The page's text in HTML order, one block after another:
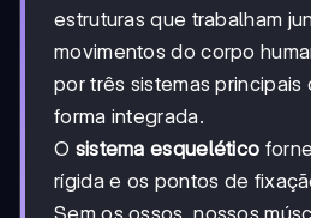
estruturas que trabalham
movimentos do corpo
por três sistemas principais
forma integrada.
O sistema esquelético
rígida e os pontos de
Sem os ossos, nossos